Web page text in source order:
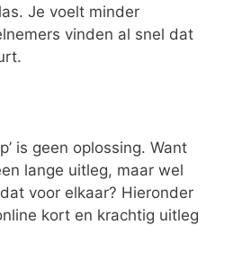
Je voelt minder
vinden al snel dat
is geen oplossing. Want
lange uitleg, maar wel
voor elkaar? Hieronder
kort en krachtig uitleg